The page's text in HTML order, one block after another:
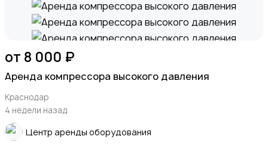
Продукты питания
от 8 000 ₽
Аренда компрессора высокого давления
Краснодар
4 недели назад
Центр аренды оборудования